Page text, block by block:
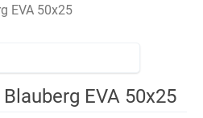
EVA 50х25
EVA 50х25